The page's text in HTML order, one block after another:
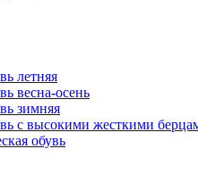
летняя
весна-осень
зимняя
с высокими жесткими
обувь